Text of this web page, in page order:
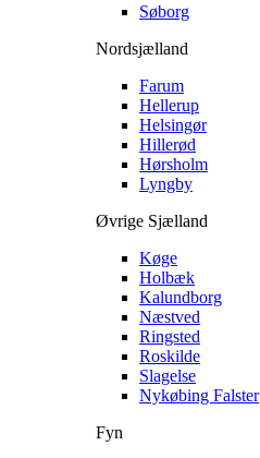
Søborg
Nordsjælland
Farum
Hellerup
Helsingør
Hillerød
Hørsholm
Lyngby
Øvrige Sjælland
Køge
Holbæk
Kalundborg
Næstved
Ringsted
Roskilde
Slagelse
Nykøbing Falster
Fyn